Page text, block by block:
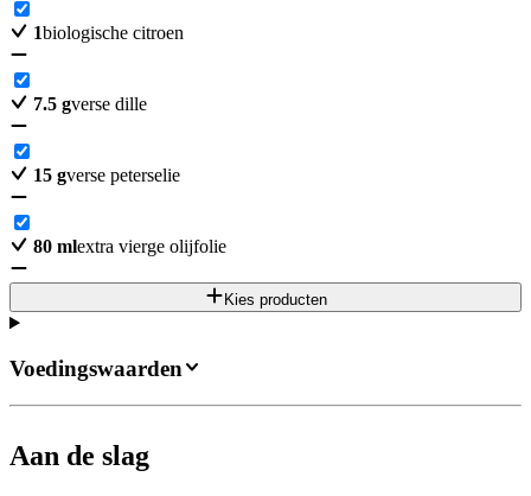
1biologische citroen
7.5 gverse dille
15 gverse peterselie
80 mlextra vierge olijfolie
Kies producten
Aan de slag
Voedingswaarden